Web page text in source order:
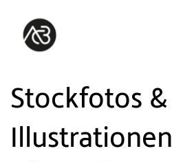
Stockfotos &
Illustrationen